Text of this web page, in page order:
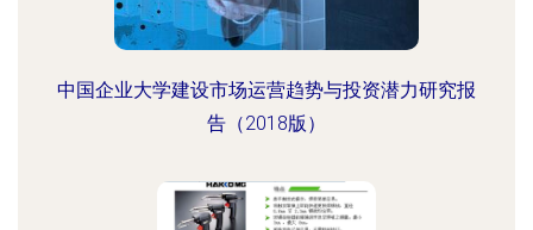
中国企业大学建设市场运营趋势与投资潜力研究报
告（2018版）